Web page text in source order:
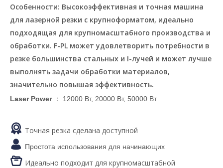
Особенности: Высокоэффективная и точная машина
для лазерной резки с крупноформатом, идеально
подходящая для крупномасштабного производства и
обработки. F-PL может удовлетворить потребности в
резке большинства стальных и I-лучей и может лучше
выполнять задачи обработки материалов,
значительно повышая эффективность.
Laser Power ： 12000 Вт, 20000 Вт, 50000 Вт
 Точная резка сделана доступной
 Простота использования для начинающих
 Идеально подходит для крупномасштабной